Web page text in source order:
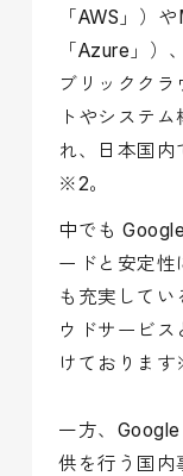
「AWS」）
「Azure」）
ブリックク
トやシステ
れ、日本国
※2。
中でも
ードと安定性
も充実してい
ウドサービ
けております
一方、
供を行う国内